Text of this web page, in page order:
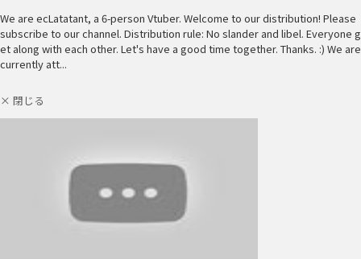
We are ecLatatant, a 6-person Vtuber. Welcome to our distribution! Please
subscribe to our channel. Distribution rule: No slander and libel. Everyone g
et along with each other. Let's have a good time together. Thanks. :) We are
currently att...
× 閉じる